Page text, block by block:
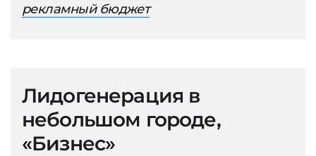
рекламный бюджет
Лидогенерация в
небольшом городе,
«Бизнес»